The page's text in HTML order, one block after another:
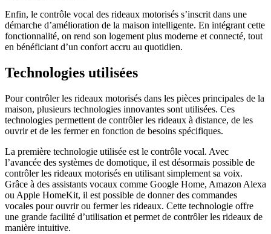
Enfin, le contrôle vocal des rideaux motorisés s’inscrit dans une
démarche d’amélioration de la maison intelligente. En intégrant cette
fonctionnalité, on rend son logement plus moderne et connecté, tout
en bénéficiant d’un confort accru au quotidien.
Technologies utilisées
Pour contrôler les rideaux motorisés dans les pièces principales de la
maison, plusieurs technologies innovantes sont utilisées. Ces
technologies permettent de contrôler les rideaux à distance, de les
ouvrir et de les fermer en fonction de besoins spécifiques.
La première technologie utilisée est le contrôle vocal. Avec
l’avancée des systèmes de domotique, il est désormais possible de
contrôler les rideaux motorisés en utilisant simplement sa voix.
Grâce à des assistants vocaux comme Google Home, Amazon Alexa
ou Apple HomeKit, il est possible de donner des commandes
vocales pour ouvrir ou fermer les rideaux. Cette technologie offre
une grande facilité d’utilisation et permet de contrôler les rideaux de
manière intuitive.